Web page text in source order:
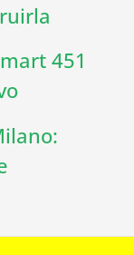
451